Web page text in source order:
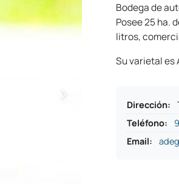
Bodega de
Posee 25 ha.
litros,
Su varietal es
Dirección:
Teléfono:
Email: